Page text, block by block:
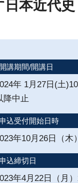
本近代
開講期間/開講日
年 1月27日(土
降中止
申込受付開始日時
年10月26日（木
申込締切日
年4月22日（月